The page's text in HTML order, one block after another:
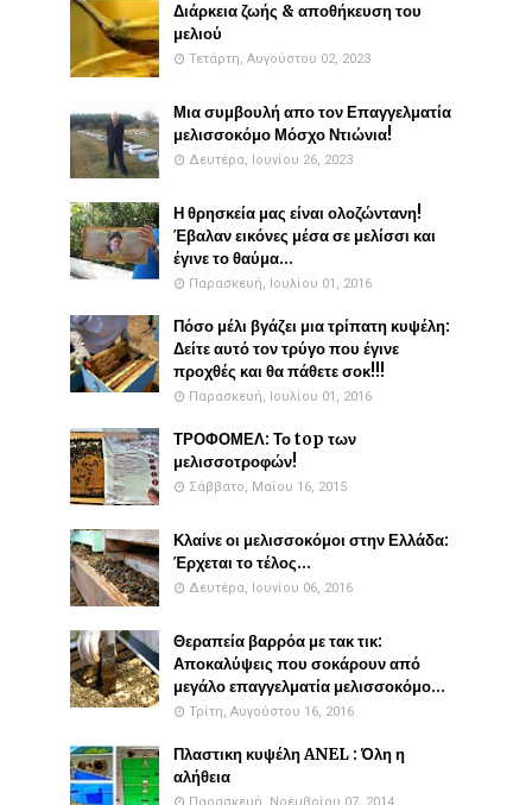
Διάρκεια ζωής & αποθήκευση του
μελιού
Τετάρτη, Αυγούστου 02, 2023
Μια συμβουλή απο τον Επαγγελματία
μελισσοκόμο Μόσχο Ντιώνια!
Δευτέρα, Ιουνίου 26, 2023
Η θρησκεία μας είναι ολοζώντανη!
Έβαλαν εικόνες μέσα σε μελίσσι και
έγινε το θαύμα...
Παρασκευή, Ιουλίου 01, 2016
Πόσο μέλι βγάζει μια τρίπατη κυψέλη:
Δείτε αυτό τον τρύγο που έγινε
προχθές και θα πάθετε σοκ!!!
Παρασκευή, Ιουλίου 01, 2016
ΤΡΟΦΟΜΕΛ: Το top των
μελισσοτροφών!
Σάββατο, Μαΐου 16, 2015
Κλαίνε οι μελισσοκόμοι στην Ελλάδα:
Έρχεται το τέλος...
Δευτέρα, Ιουνίου 06, 2016
Θεραπεία βαρρόα με τακ τικ:
Αποκαλύψεις που σοκάρουν από
μεγάλο επαγγελματία μελισσοκόμο...
Τρίτη, Αυγούστου 16, 2016
Πλαστικη κυψέλη ANEL : Όλη η
αλήθεια